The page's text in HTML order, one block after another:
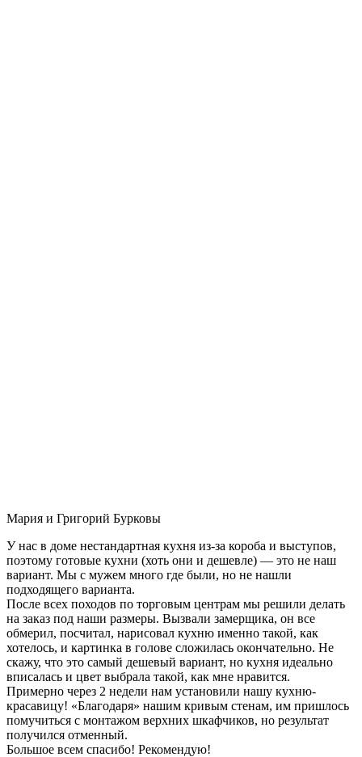
Мария и Григорий Бурковы
У нас в доме нестандартная кухня из-за короба и выступов,
поэтому готовые кухни (хоть они и дешевле) — это не наш
вариант. Мы с мужем много где были, но не нашли
подходящего варианта.
После всех походов по торговым центрам мы решили делать
на заказ под наши размеры. Вызвали замерщика, он все
обмерил, посчитал, нарисовал кухню именно такой, как
хотелось, и картинка в голове сложилась окончательно. Не
скажу, что это самый дешевый вариант, но кухня идеально
вписалась и цвет выбрала такой, как мне нравится.
Примерно через 2 недели нам установили нашу кухню-
красавицу! «Благодаря» нашим кривым стенам, им пришлось
помучиться с монтажом верхних шкафчиков, но результат
получился отменный.
Большое всем спасибо! Рекомендую!